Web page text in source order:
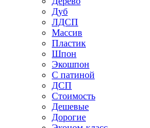
Дуб
ЛДСП
Массив
Пластик
Шпон
Экошпон
С патиной
ДСП
Стоимость
Дешевые
Дорогие